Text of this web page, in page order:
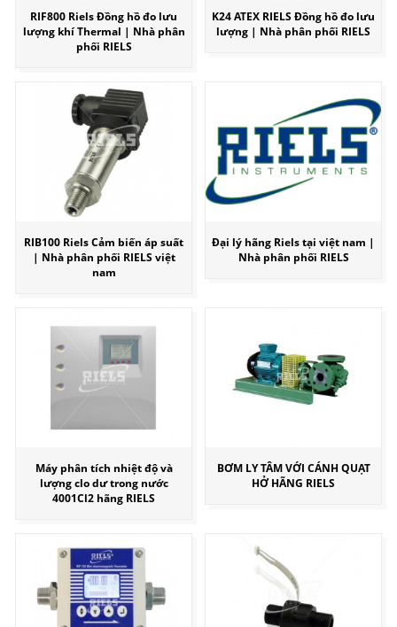
RIF800 Riels Đồng hồ đo lưu
lượng khí Thermal | Nhà phân
phối RIELS
K24 ATEX RIELS Đồng hồ đo lưu
lượng | Nhà phân phối RIELS
RIB100 Riels Cảm biến áp suất
| Nhà phân phối RIELS việt
nam
Đại lý hãng Riels tại việt nam |
Nhà phân phối RIELS
Máy phân tích nhiệt độ và
lượng clo dư trong nước
4001Cl2 hãng RIELS
BƠM LY TÂM VỚI CÁNH QUẠT
HỞ HÃNG RIELS